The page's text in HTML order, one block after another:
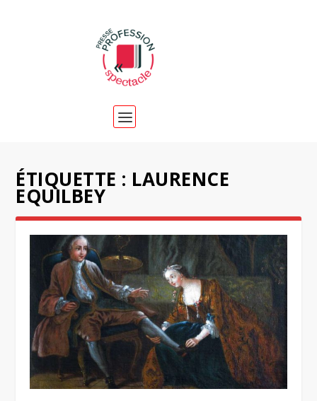
ÉTIQUETTE : LAURENCE
EQUILBEY